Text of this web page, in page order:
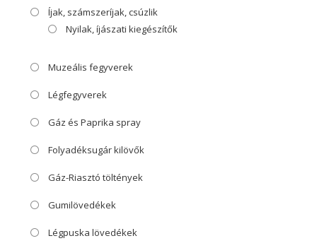
Íjak, számszeríjak, csúzlik
Nyilak, íjászati kiegészítők
Muzeális fegyverek
Légfegyverek
Gáz és Paprika spray
Folyadéksugár kilövők
Gáz-Riasztó töltények
Gumilövedékek
Légpuska lövedékek